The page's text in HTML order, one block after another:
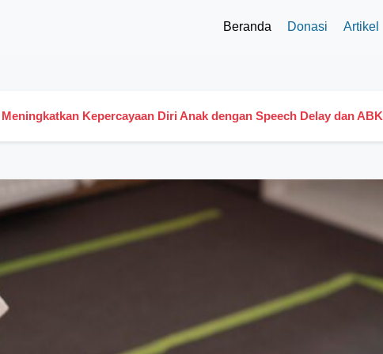
Beranda Donasi Artikel
Kepercayaan Diri Anak dengan Speech Delay dan ABK